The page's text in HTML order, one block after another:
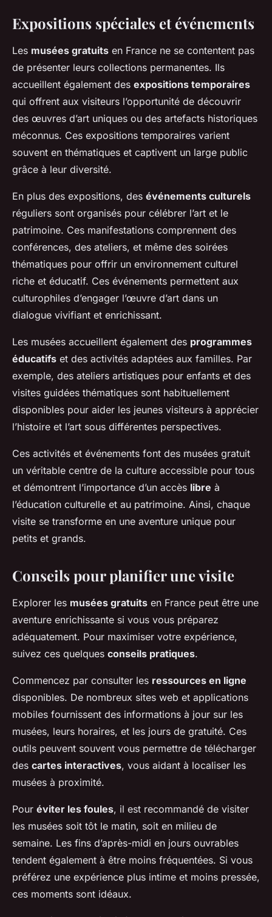
Expositions spéciales et événements
Les musées gratuits en France ne se contentent pas
de présenter leurs collections permanentes. Ils
accueillent également des expositions temporaires
qui offrent aux visiteurs l’opportunité de découvrir
des œuvres d’art uniques ou des artefacts historiques
méconnus. Ces expositions temporaires varient
souvent en thématiques et captivent un large public
grâce à leur diversité.
En plus des expositions, des événements culturels
réguliers sont organisés pour célébrer l’art et le
patrimoine. Ces manifestations comprennent des
conférences, des ateliers, et même des soirées
thématiques pour offrir un environnement culturel
riche et éducatif. Ces événements permettent aux
culturophiles d’engager l’œuvre d’art dans un
dialogue vivifiant et enrichissant.
Les musées accueillent également des programmes
éducatifs et des activités adaptées aux familles. Par
exemple, des ateliers artistiques pour enfants et des
visites guidées thématiques sont habituellement
disponibles pour aider les jeunes visiteurs à apprécier
l’histoire et l’art sous différentes perspectives.
Ces activités et événements font des musées gratuit
un véritable centre de la culture accessible pour tous
et démontrent l’importance d’un accès libre à
l’éducation culturelle et au patrimoine. Ainsi, chaque
visite se transforme en une aventure unique pour
petits et grands.
Conseils pour planifier une visite
Explorer les musées gratuits en France peut être une
aventure enrichissante si vous vous préparez
adéquatement. Pour maximiser votre expérience,
suivez ces quelques conseils pratiques.
Commencez par consulter les ressources en ligne
disponibles. De nombreux sites web et applications
mobiles fournissent des informations à jour sur les
musées, leurs horaires, et les jours de gratuité. Ces
outils peuvent souvent vous permettre de télécharger
des cartes interactives, vous aidant à localiser les
musées à proximité.
Pour éviter les foules, il est recommandé de visiter
les musées soit tôt le matin, soit en milieu de
semaine. Les fins d’après-midi en jours ouvrables
tendent également à être moins fréquentées. Si vous
préférez une expérience plus intime et moins pressée,
ces moments sont idéaux.